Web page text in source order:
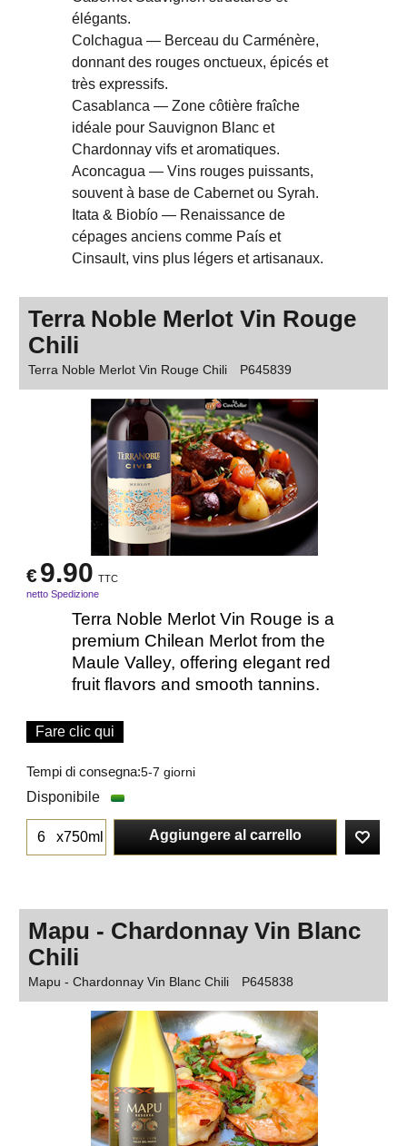
élégants.
Colchagua — Berceau du Carménère,
donnant des rouges onctueux, épicés et
très expressifs.
Casablanca — Zone côtière fraîche
idéale pour Sauvignon Blanc et
Chardonnay vifs et aromatiques.
Aconcagua — Vins rouges puissants,
souvent à base de Cabernet ou Syrah.
Itata & Biobío — Renaissance de
cépages anciens comme País et
Cinsault, vins plus légers et artisanaux.
Terra Noble Merlot Vin Rouge
Chili
Terra Noble Merlot Vin Rouge Chili P645839
€9.90 TTC
netto Spedizione
Terra Noble Merlot Vin Rouge is a
premium Chilean Merlot from the
Maule Valley, offering elegant red
fruit flavors and smooth tannins.
Fare clic qui
Tempi di consegna:5-7 giorni
Disponibile
x750ml Aggiungere al carrello
Mapu - Chardonnay Vin Blanc
Chili
Mapu - Chardonnay Vin Blanc Chili P645838